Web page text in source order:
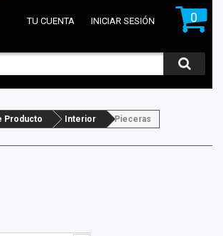
0
TU CUENTA INICIAR SESIÓN
Producto Interior Pieceras